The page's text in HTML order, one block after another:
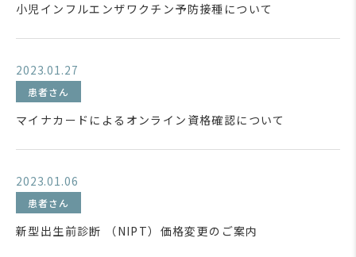
小児インフルエンザワクチン予防接種について
2023.01.27
患者さん
マイナカードによるオンライン資格確認について
2023.01.06
患者さん
新型出生前診断 （NIPT）価格変更のご案内